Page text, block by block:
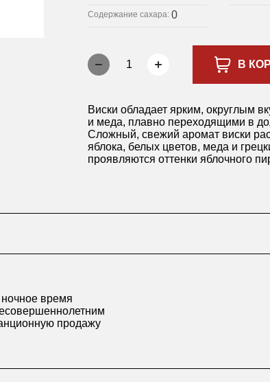
Содержание сахара: 0
1 В
Виски обладает ярким, округлым
и меда, плавно переходящими в
Сложный, свежий аромат виски
яблока, белых цветов, меда и
проявляются оттенки яблочного
время
продажу